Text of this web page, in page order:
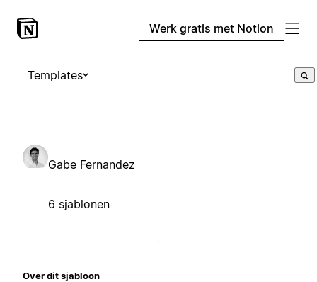
Werk gratis met Notion
Templates
Gabe Fernandez
6 sjablonen
Over dit sjabloon